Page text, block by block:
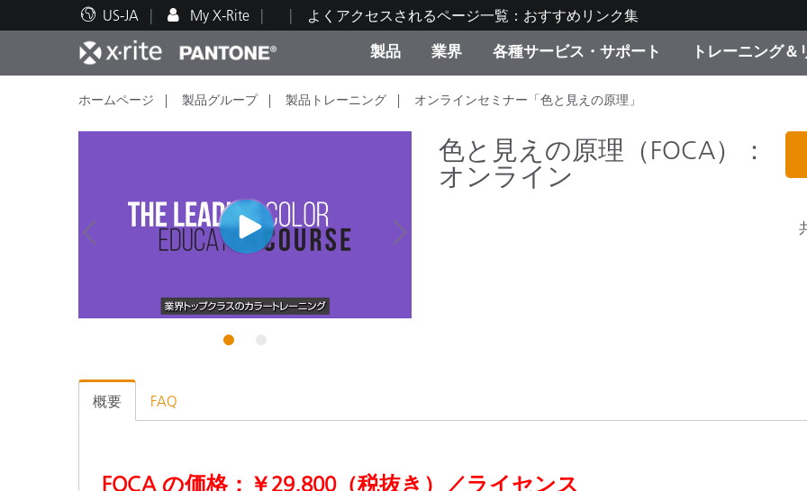
US-JA My X-Rite
よくアクセスされるページ一覧：おすすめリンク集
製品
人気製品ランキング カテゴリ別
生産終了製品：アップ
キャンペーン
業界
印刷＆パッケージ印刷
プラスチック
塗料・塗装
ディスプレイメーカー
ンターメーカー対象
リューション
消費者向け製品パッケ
各種サービス・サポート
テクニカルサポート 修理の流れ・サービス一覧 弊社へのお問い合わせ
トレーニング＆
教育関連資料 トレーニング
ブランド体験センター
X-Riteラーニングセンタ
製品リスト（旧製品も
ホームページ 製品グループ 製品トレーニング オンラインセミナー「色と見えの原理」
1
色と見えの原理（FOCA）：
オンライン
概要 FAQ
FOCA の価格：￥29,800（税抜き）／ライセンス